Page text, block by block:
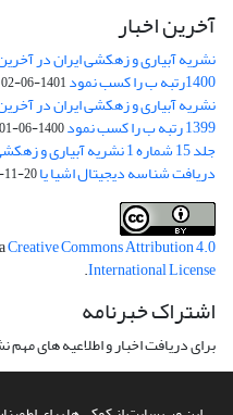
آخرین اخبار
نشریه آبیاری و زهکشی ایران در
1400رتبه ب را کسب نمود 1401-06-02
نشریه آبیاری و زهکشی ایران در
1399 رتبه ب را کسب نمود 1400-06-01
جلد 15 شماره 1 نشریه آبیاری و زهکشی ایران منتشر شد
دریافت شناسه دیجیتال اشیا یا Digital Object Recognizer (DOR)20
Creative Commons Attribution 4.0
International License
.
اشتراک خبرنامه
برای دریافت اخبار و اطلاعیه های